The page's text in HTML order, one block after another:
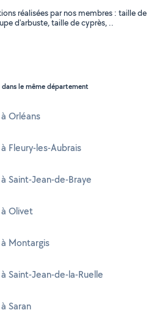
réalisées par nos membres : taille de
d'arbuste, taille de cyprès, ..
le même département
Orléans
Fleury-les-Aubrais
Saint-Jean-de-Braye
Olivet
Montargis
Saint-Jean-de-la-Ruelle
Saran